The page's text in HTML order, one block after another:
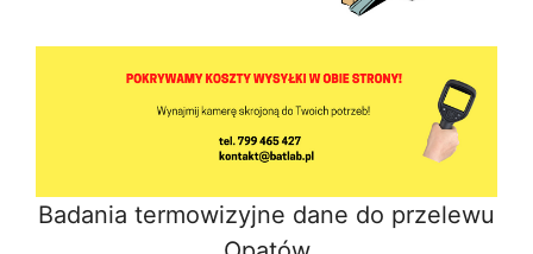
Badania termowizyjne dane do przelewu